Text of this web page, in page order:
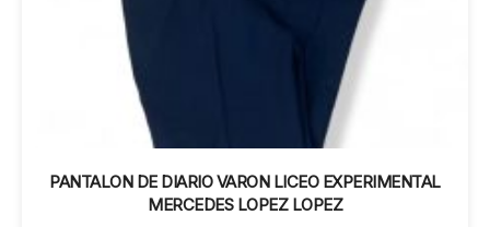
PANTALON DE DIARIO VARON LICEO EXPERIMENTAL
MERCEDES LOPEZ LOPEZ